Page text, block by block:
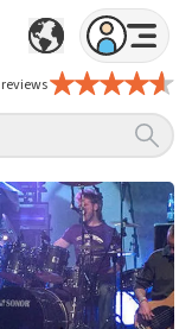
reviews